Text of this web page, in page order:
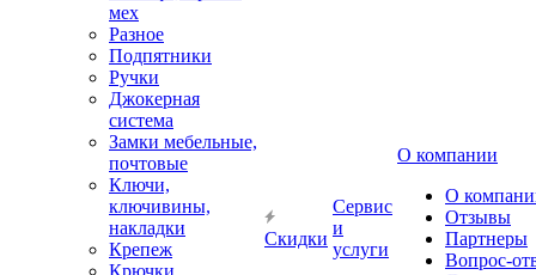
мех
Разное
Подпятники
Ручки
Джокерная
система
Замки мебельные,
почтовые
Ключи,
ключивины,
накладки
Крепеж
Крючки
Скидки
Сервис
и
услуги
О компании
О
Отзывы
Партнеры
Вопрос-